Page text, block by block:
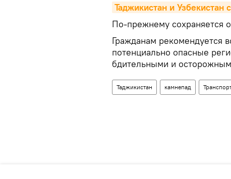
Таджикистан и Узбекистан
По-прежнему сохраняется
Гражданам рекомендуется
потенциально опасные
бдительными и
Таджикистан камнепад